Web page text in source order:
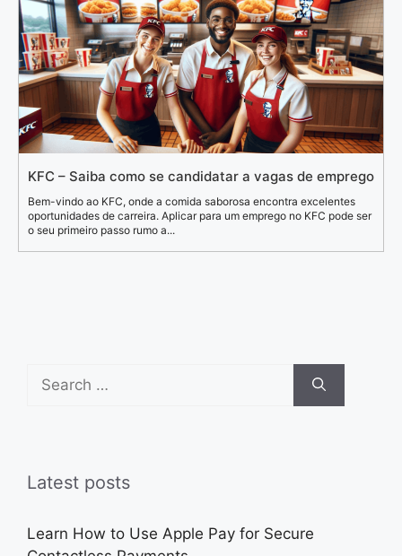
KFC – Saiba como se candidatar a vagas de emprego
Bem-vindo ao KFC, onde a comida saborosa encontra excelentes
oportunidades de carreira. Aplicar para um emprego no KFC pode ser
o seu primeiro passo rumo a...
for:
Latest posts
Learn How to Use Apple Pay for Secure